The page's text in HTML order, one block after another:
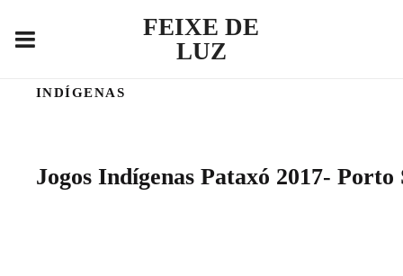
FEIXE DE
LUZ
INDÍGENAS
Jogos Indígenas Pataxó 2017- Porto